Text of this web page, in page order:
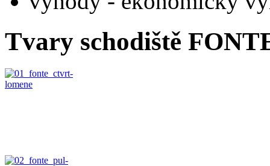
Tvary schodiště